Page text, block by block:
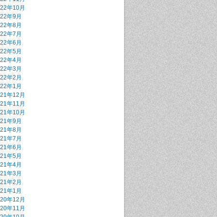
年10月
年9月
年8月
年7月
年6月
年5月
年4月
年3月
年2月
年1月
年12月
年11月
年10月
年9月
年8月
年7月
年6月
年5月
年4月
年3月
年2月
年1月
年12月
年11月